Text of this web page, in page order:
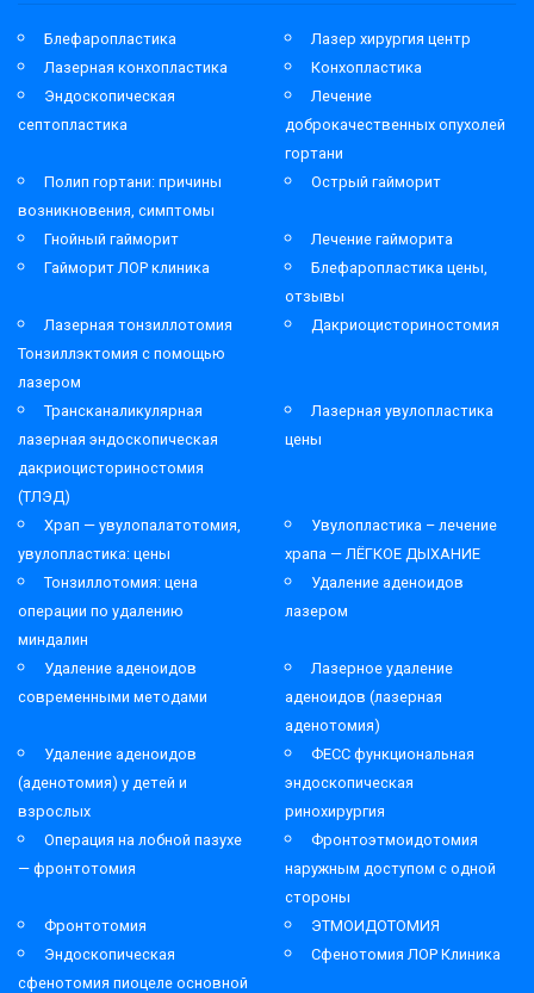
Блефаропластика
Лазер хирургия центр
Лазерная конхопластика
Конхопластика
Эндоскопическая
септопластика
Лечение
доброкачественных опухолей
гортани
Полип гортани: причины
возникновения, симптомы
Острый гайморит
Гнойный гайморит
Лечение гайморита
Гайморит ЛОР клиника
Блефаропластика цены,
отзывы
Лазерная тонзиллотомия
Тонзиллэктомия с помощью
лазером
Дакриоцисториностомия
Трансканаликулярная
лазерная эндоскопическая
дакриоцисториностомия
(ТЛЭД)
Лазерная увулопластика
цены
Храп — увулопалатотомия,
увулопластика: цены
Увулопластика – лечение
храпа — ЛЁГКОЕ ДЫХАНИЕ
Тонзиллотомия: цена
операции по удалению
миндалин
Удаление аденоидов
лазером
Удаление аденоидов
современными методами
Лазерное удаление
аденоидов (лазерная
аденотомия)
Удаление аденоидов
(аденотомия) у детей и
взрослых
ФЕСС функциональная
эндоскопическая
ринохирургия
Операция на лобной пазухе
— фронтотомия
Фронтоэтмоидотомия
наружным доступом с одной
стороны
Фронтотомия
ЭТМОИДОТОМИЯ
Эндоскопическая
сфенотомия пиоцеле основной
Сфенотомия ЛОР Клиника